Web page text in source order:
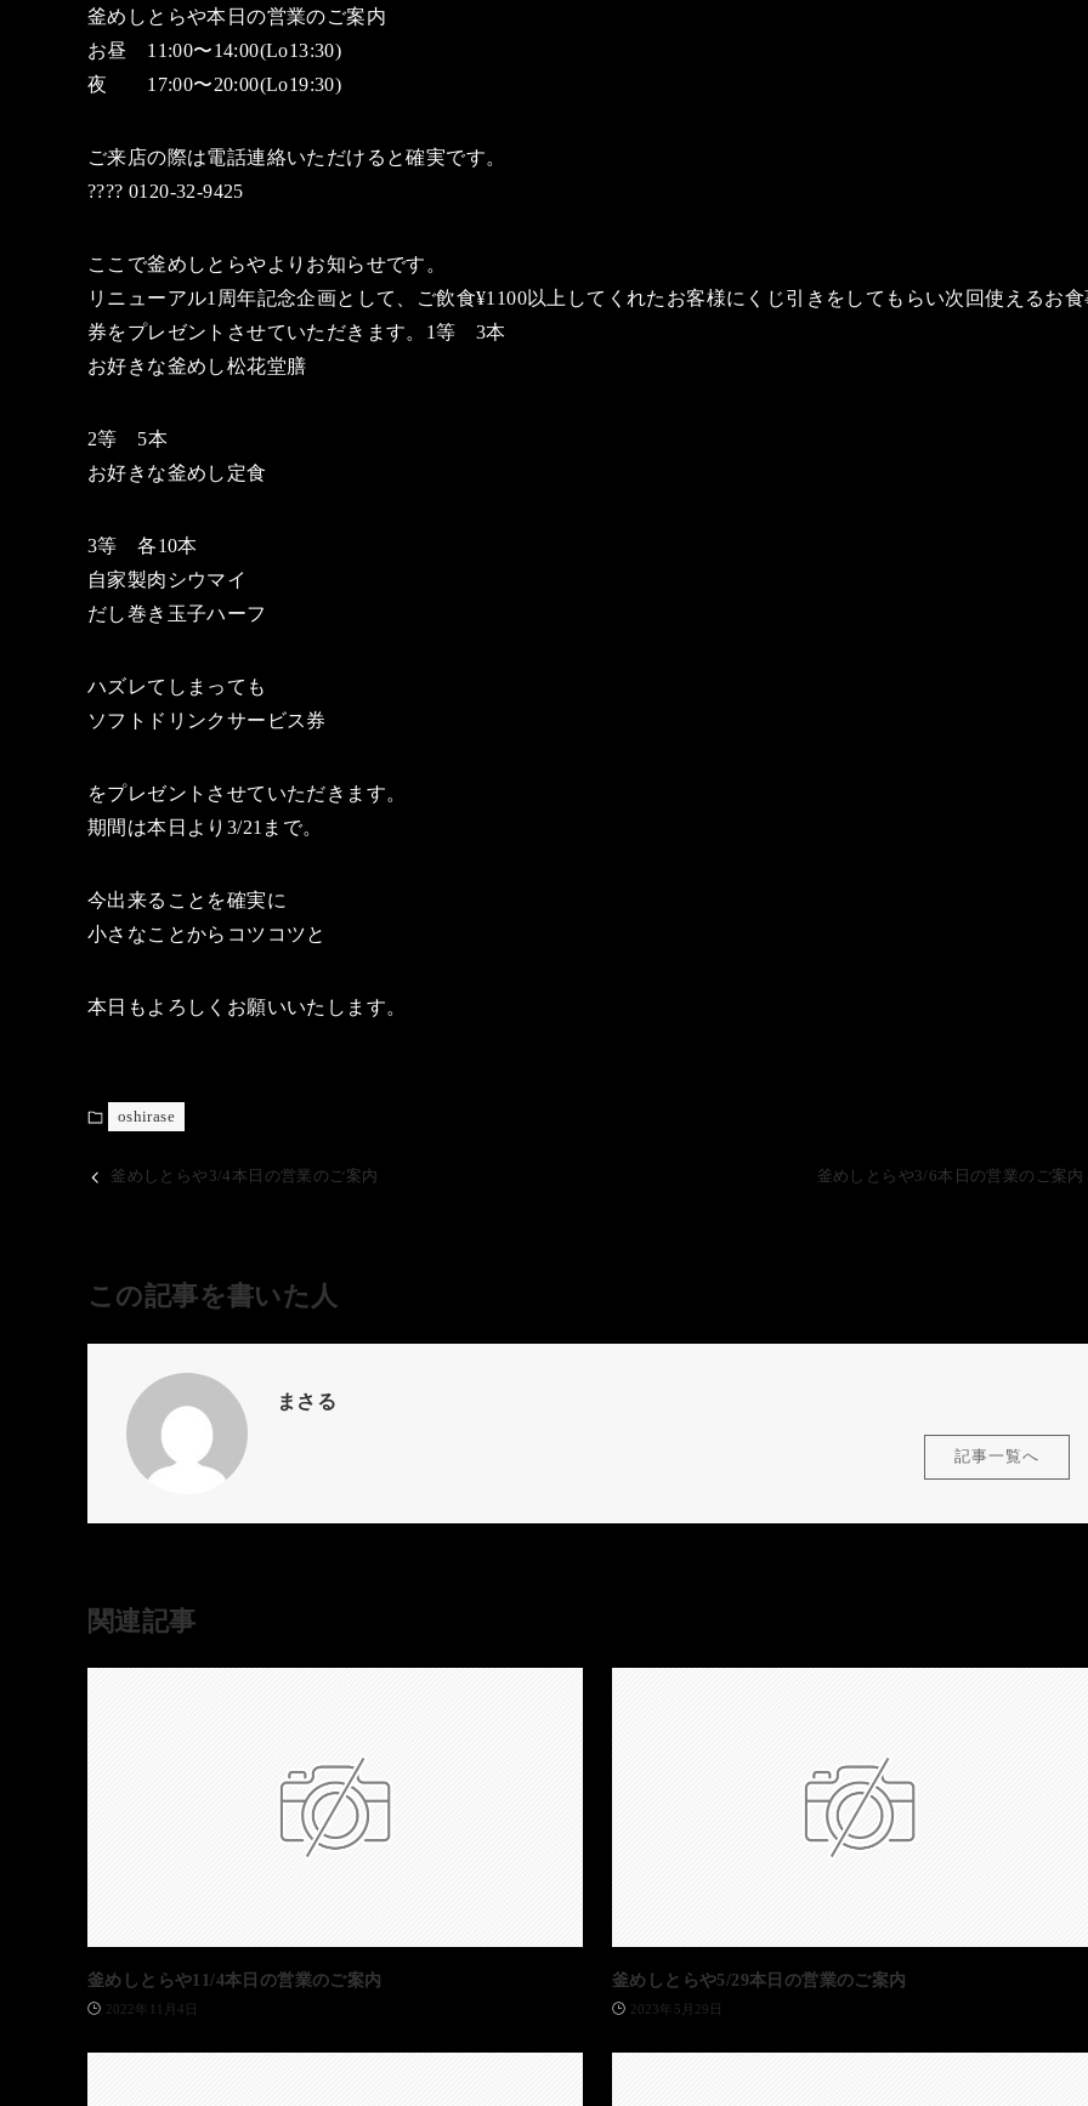
釜めしとらや本日の営業のご案内
お昼 11:00〜14:00(Lo13:30)
夜 17:00〜20:00(Lo19:30)
ご来店の際は電話連絡いただけると確実です。
???? 0120-32-9425
ここで釜めしとらやよりお知らせです。
リニューアル1周年記念企画として、ご飲食¥1100以上してくれたお客様にくじ引きをしてもらい次回使えるお
券をプレゼントさせていただきます。1等 3本
お好きな釜めし松花堂膳
2等 5本
お好きな釜めし定食
3等 各10本
自家製肉シウマイ
だし巻き玉子ハーフ
ハズレてしまっても
ソフトドリンクサービス券
をプレゼントさせていただきます。
期間は本日より3/21まで。
今出来ることを確実に
小さなことからコツコツと
本日もよろしくお願いいたします。
oshirase
釜めしとらや3/4本日の営業のご案内 釜めしとらや3/6本日の営業のご案内
この記事を書いた人
まさる
記事一覧へ
関連記事
釜めしとらや11/4本日の営業のご案内
2022年11月4日
釜めしとらや5/29本日の営業のご案内
2023年5月29日